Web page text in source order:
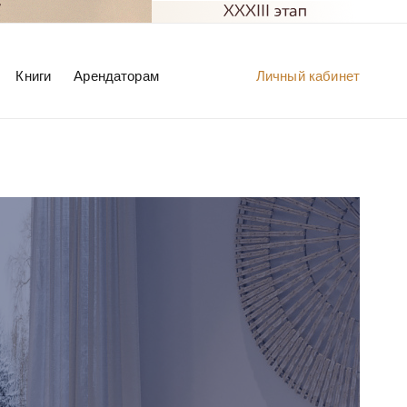
Личный кабинет
Книги Арендаторам